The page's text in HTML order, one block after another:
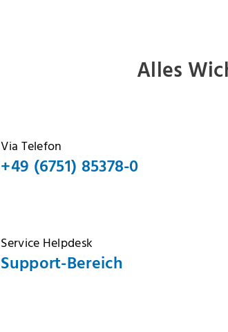
Alles
Via Telefon
+49 (6751) 85378-0
Service Helpdesk
Support-Bereich